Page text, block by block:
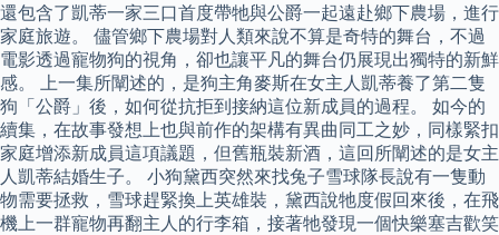
還包含了凱蒂一家三口首度帶牠與公爵一起遠赴鄉下農場，進行
家庭旅遊。 儘管鄉下農場對人類來說不算是奇特的舞台，不過
電影透過寵物狗的視角，卻也讓平凡的舞台仍展現出獨特的新鮮
感。 上一集所闡述的，是狗主角麥斯在女主人凱蒂養了第二隻
狗「公爵」後，如何從抗拒到接納這位新成員的過程。 如今的
續集，在故事發想上也與前作的架構有異曲同工之妙，同樣緊扣
家庭增添新成員這項議題，但舊瓶裝新酒，這回所闡述的是女主
人凱蒂結婚生子。 小狗黛西突然來找兔子雪球隊長說有一隻動
物需要拯救，雪球趕緊換上英雄裝，黛西說牠度假回來後，在飛
機上一群寵物再翻主人的行李箱，接著牠發現一個快樂塞吉歡笑